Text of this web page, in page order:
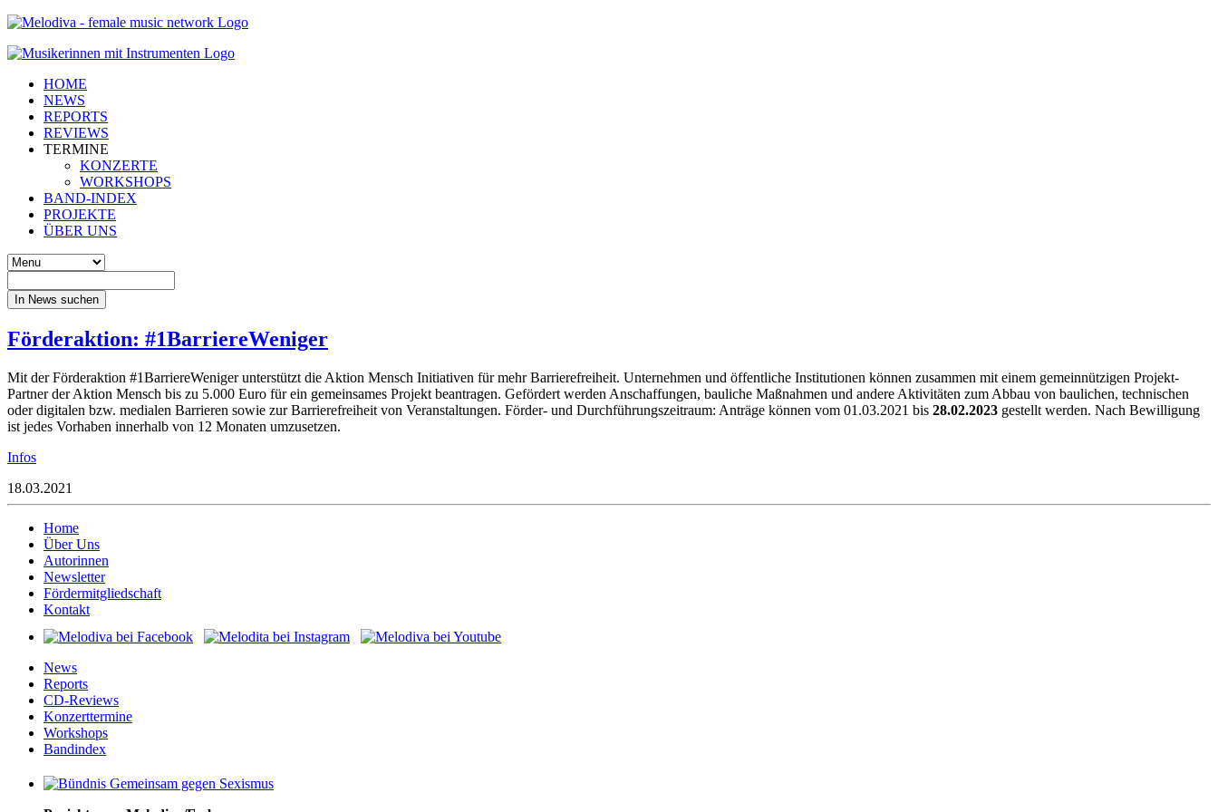
HOME
NEWS
REPORTS
REVIEWS
TERMINE
KONZERTE
WORKSHOPS
BAND-INDEX
PROJEKTE
ÜBER UNS
In News suchen
Förderaktion: #1BarriereWeniger
Mit der Förderaktion #1BarriereWeniger unterstützt die Aktion Mensch Initiativen für mehr Barrierefreiheit. Unternehmen und öffentliche Institutionen können zusammen mit einem gemeinnützigen Projekt-
Partner der Aktion Mensch bis zu 5.000 Euro für ein gemeinsames Projekt beantragen. Gefördert werden Anschaffungen, bauliche Maßnahmen und andere Aktivitäten zum Abbau von baulichen, technischen
oder digitalen bzw. medialen Barrieren sowie zur Barrierefreiheit von Veranstaltungen. Förder- und Durchführungszeitraum: Anträge können vom 01.03.2021 bis 28.02.2023 gestellt werden. Nach Bewilligung
ist jedes Vorhaben innerhalb von 12 Monaten umzusetzen.
Infos
18.03.2021
Home
Über Uns
Autorinnen
Newsletter
Fördermitgliedschaft
Kontakt
News
Reports
CD-Reviews
Konzerttermine
Workshops
Bandindex